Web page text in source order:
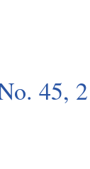
45,